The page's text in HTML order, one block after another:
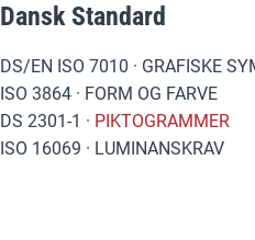
Dansk Standard
DS/EN ISO 7010 · GRAFISKE
ISO 3864 · FORM OG FARVE
DS 2301-1 · PIKTOGRAMMER
ISO 16069 · LUMINANSKRAV